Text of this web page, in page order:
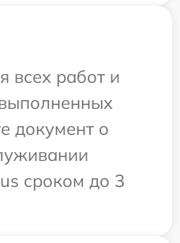
всех работ и
документ о
сроком до 3